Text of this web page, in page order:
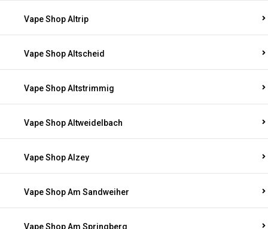
Vape Shop Altrip
Vape Shop Altscheid
Vape Shop Altstrimmig
Vape Shop Altweidelbach
Vape Shop Alzey
Vape Shop Am Sandweiher
Vape Shop Am Springberg